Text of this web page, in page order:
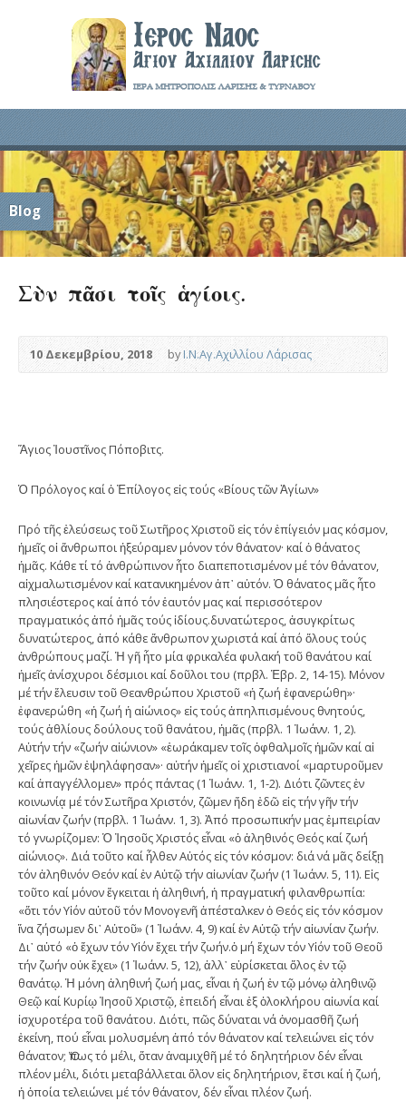
Blog
Σὺν πᾶσι τοῖς ἁγίοις.
10 Δεκεμβρίου, 2018 byΙ.Ν.Αγ.Αχιλλίου Λάρισας
Ἅγιος Ἰουστῖνος Πόποβιτς.
Ὁ Πρόλογος καί ὁ Ἐπίλογος εἰς τούς «Βίους τῶν Ἁγίων»
Πρό τῆς ἐλεύσεως τοῦ Σωτῆρος Χριστοῦ εἰς τόν ἐπίγειόν μας κόσμον,
ἡμεῖς οἱ ἄνθρωποι ἠξεύραμεν μόνον τόν θάνατον· καί ὁ θάνατος
ἡμᾶς. Κάθε τί τό ἀνθρώπινον ἦτο διαπεποτισμένον μέ τόν θάνατον,
αἰχμαλωτισμένον καί κατανικημένον ἀπ᾽ αὐτόν. Ὁ θάνατος μᾶς ἦτο
πλησιέστερος καί ἀπό τόν ἑαυτόν μας καί περισσότερον
πραγματικός ἀπό ἡμᾶς τούς ἰδίους.δυνατώτερος, ἀσυγκρίτως
δυνατώτερος, ἀπό κάθε ἄνθρωπον χωριστά καί ἀπό ὅλους τούς
ἀνθρώπους μαζί. Ἡ γῆ ἦτο μία φρικαλέα φυλακή τοῦ θανάτου καί
ἡμεῖς ἀνίσχυροι δέσμιοι καί δοῦλοι του (πρβλ. Ἑβρ. 2, 14-15). Μόνον
μέ τήν ἔλευσιν τοῦ Θεανθρώπου Χριστοῦ «ἡ ζωή ἐφανερώθη»·
ἐφανερώθη «ἡ ζωή ἡ αἰώνιος» εἰς τούς ἀπηλπισμένους θνητούς,
τούς ἀθλίους δούλους τοῦ θανάτου, ἡμᾶς (πρβλ. 1 Ἰωάνν. 1, 2).
Αὐτήν τήν «ζωήν αἰώνιον» «ἑωράκαμεν τοῖς ὀφθαλμοῖς ἡμῶν καί αἱ
χεῖρες ἡμῶν ἐψηλάφησαν»· αὐτήν ἡμεῖς οἱ χριστιανοί «μαρτυροῦμεν
καί ἀπαγγέλλομεν» πρός πάντας (1 Ἰωάνν. 1, 1-2). Διότι ζῶντες ἐν
κοινωνίᾳ μέ τόν Σωτῆρα Χριστόν, ζῶμεν ἤδη ἐδῶ εἰς τήν γῆν τήν
αἰωνίαν ζωήν (πρβλ. 1 Ἰωάνν. 1, 3). Ἀπό προσωπικήν μας ἐμπειρίαν
τό γνωρίζομεν: Ὁ Ἰησοῦς Χριστός εἶναι «ὁ ἀληθινός Θεός καί ζωή
αἰώνιος». Διά τοῦτο καί ἦλθεν Αὐτός εἰς τόν κόσμον: διά νά μᾶς δείξῃ
τόν ἀληθινόν Θεόν καί ἐν Αὐτῷ τήν αἰωνίαν ζωήν (1 Ἰωάνν. 5, 11). Εἰς
τοῦτο καί μόνον ἔγκειται ἡ ἀληθινή, ἡ πραγματική φιλανθρωπία:
«ὅτι τόν Υἱόν αὐτοῦ τόν Μονογενῆ ἀπέσταλκεν ὁ Θεός εἰς τόν κόσμον
ἵνα ζήσωμεν δι᾽ Αὐτοῦ» (1 Ἰωάνν. 4, 9) καί ἐν Αὐτῷ τήν αἰωνίαν ζωήν.
Δι᾽ αὐτό «ὁ ἔχων τόν Υἱόν ἔχει τήν ζωήν.ὁ μή ἔχων τόν Υἱόν τοῦ Θεοῦ
τήν ζωήν οὐκ ἔχει» (1 Ἰωάνν. 5, 12), ἀλλ᾽ εὑρίσκεται ὅλος ἐν τῷ
θανάτῳ. Ἡ μόνη ἀληθινή ζωή μας, εἶναι ἡ ζωή ἐν τῷ μόνῳ ἀληθινῷ
Θεῷ καί Κυρίῳ Ἰησοῦ Χριστῷ, ἐπειδή εἶναι ἐξ ὁλοκλήρου αἰωνία καί
ἰσχυροτέρα τοῦ θανάτου. Διότι, πῶς δύναται νά ὀνομασθῆ ζωή
ἐκείνη, πού εἶναι μολυσμένη ἀπό τόν θάνατον καί τελειώνει εἰς τόν
θάνατον; Ὅπως τό μέλι, ὅταν ἀναμιχθῆ μέ τό δηλητήριον δέν εἶναι
πλέον μέλι, διότι μεταβάλλεται ὅλον εἰς δηλητήριον, ἔτσι καί ἡ ζωή,
ἡ ὁποία τελειώνει μέ τόν θάνατον, δέν εἶναι πλέον ζωή.